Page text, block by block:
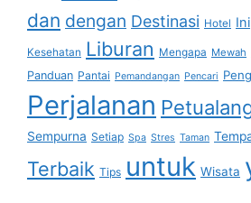
dan dengan Destinasi Hotel Ini
Kesehatan Liburan Mengapa Mewah
Panduan Pantai Pemandangan Pencari
Perjalanan
Sempurna Setiap Spa Stres Taman
Terbaik Tips untuk Wisata